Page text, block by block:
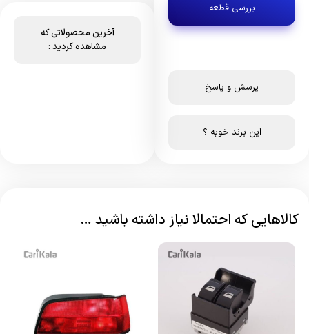
بررسی قطعه
پرسش و پاسخ
این برند خوبه ؟
آخرین محصولاتی که
مشاهده کردید :
کالاهایی که احتمالا نیاز داشته باشید …